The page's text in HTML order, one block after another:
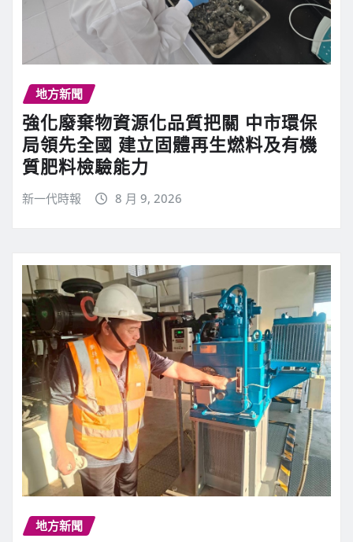
地方新聞
強化廢棄物資源化品質把關 中市環保
局領先全國 建立固體再生燃料及有機
質肥料檢驗能力
新一代時報 8 月 9, 2026
地方新聞